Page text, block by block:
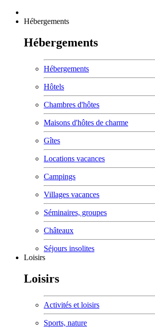
Hébergements
Hébergements
Hébergements
Hôtels
Chambres d'hôtes
Maisons d'hôtes de charme
Gîtes
Locations vacances
Campings
Villages vacances
Séminaires, groupes
Châteaux
Séjours insolites
Loisirs
Loisirs
Activités et loisirs
Sports, nature